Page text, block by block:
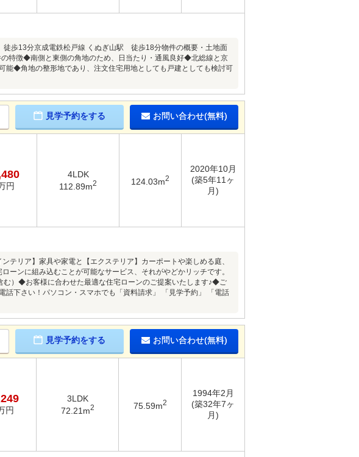
13分京成電鉄松戸線 くぬぎ山駅 徒歩18分物件の概要・土地面
特徴◆南側と東側の角地のため、日当たり・通風良好◆北総線と京
◆角地の整形地であり、注文住宅用地としても戸建としても検討可
見学予約をする お問い合わせ(無料)
円
4LDK
112.89m2 124.03m2
2020年10月
(築5年11ヶ
月)
リア】家具や家電と【エクステリア】カーポートや楽しめる庭、
ーンに組み込むことが可能なサービス、それがやどかリッチです。
）◆お客様に合わせた最適な住宅ローンのご提案いたします♪◆ご
下さい！パソコン・スマホでも「資料請求」 「見学予約」 「電話
見学予約をする お問い合わせ(無料)
円
3LDK
72.21m2 75.59m2
1994年2月
(築32年7ヶ
月)